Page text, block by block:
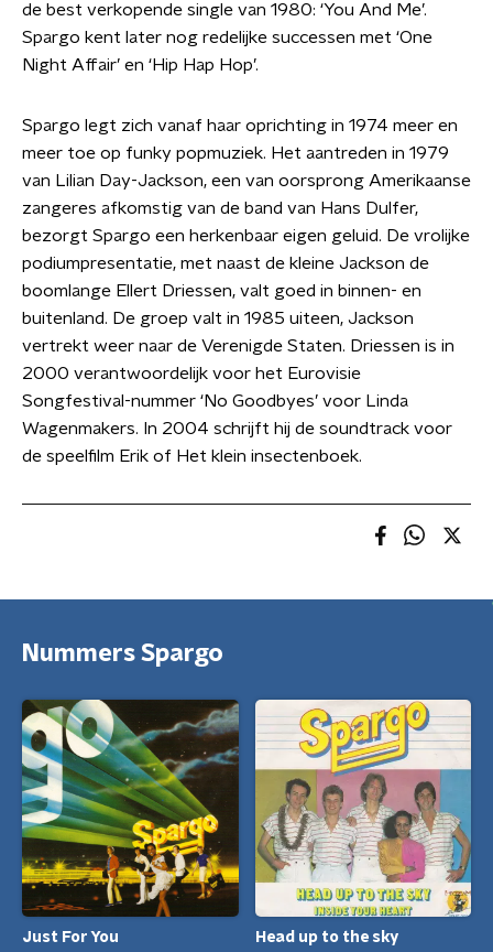
de best verkopende single van 1980: ‘You And Me’.
Spargo kent later nog redelijke successen met ‘One
Night Affair’ en ‘Hip Hap Hop’.
Spargo legt zich vanaf haar oprichting in 1974 meer en
meer toe op funky popmuziek. Het aantreden in 1979
van Lilian Day-Jackson, een van oorsprong Amerikaanse
zangeres afkomstig van de band van Hans Dulfer,
bezorgt Spargo een herkenbaar eigen geluid. De vrolijke
podiumpresentatie, met naast de kleine Jackson de
boomlange Ellert Driessen, valt goed in binnen- en
buitenland. De groep valt in 1985 uiteen, Jackson
vertrekt weer naar de Verenigde Staten. Driessen is in
2000 verantwoordelijk voor het Eurovisie
Songfestival-nummer ‘No Goodbyes’ voor Linda
Wagenmakers. In 2004 schrijft hij de soundtrack voor
de speelfilm Erik of Het klein insectenboek.
Nummers Spargo
Just For You Head up to the sky